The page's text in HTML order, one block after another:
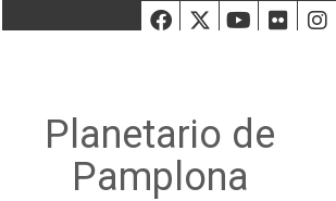
Facebook
Twiiter
Planetario de
Pamplona